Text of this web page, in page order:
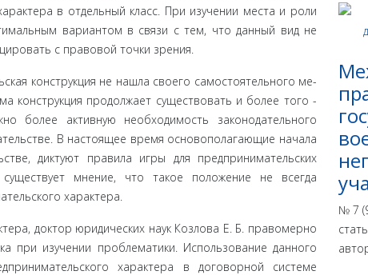
в отдельный класс. При изучении места и роли
вариантом в связи с тем, что данный вид не
с правовой точки зрения.
конструкция не нашла своего самостоятельного ме­
конструкция продолжает существовать и более того -
более активную необходимость законодательного
В настоящее время основополагающие начала
диктуют правила игры для пред­принимательских
мнение, что такое положение не всегда
характера.
доктор юридических наук Козлова Е. Б. правомерно
при изучении проблематики. Использование данного
характера в договорной системе
№ 7